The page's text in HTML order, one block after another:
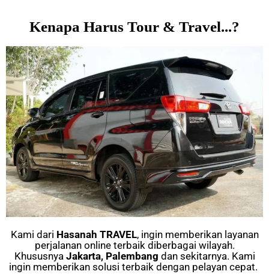
Kenapa Harus Tour & Travel...?
Kami dari Hasanah TRAVEL, ingin memberikan layanan
perjalanan online terbaik diberbagai wilayah.
KhususnyaJakarta, Palembang dan sekitarnya. Kami
ingin memberikan solusi terbaik dengan pelayan cepat.